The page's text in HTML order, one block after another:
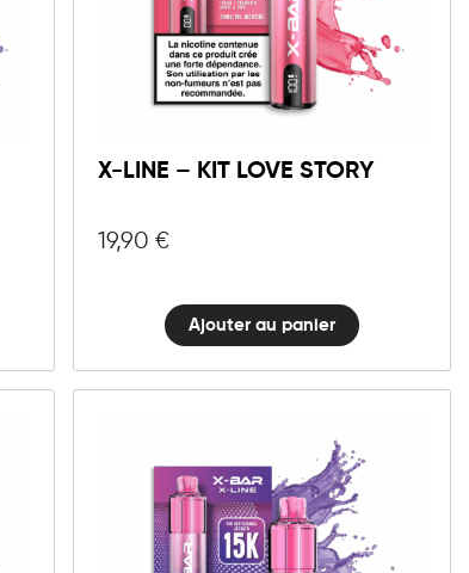
X-LINE – KIT LOVE STORY
19,90 €
10mg 20mg
X-
LINE
Kit
Love
Ajouter au panier